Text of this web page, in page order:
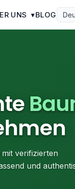
UNS ▾BLOG
verifizierten
und